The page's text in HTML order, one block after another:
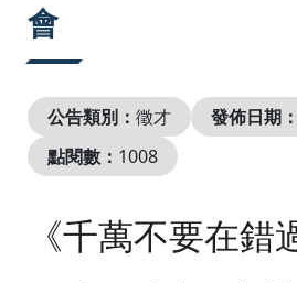
會
公告類別： 徵才 發佈日期：
點閱數： 1008
《千萬不要在錯